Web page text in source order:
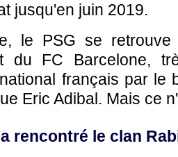
jusqu'en juin 2019.
le PSG se
du FC Barcelone,
français par le
Eric Adibal. Mais ce
rencontré le clan